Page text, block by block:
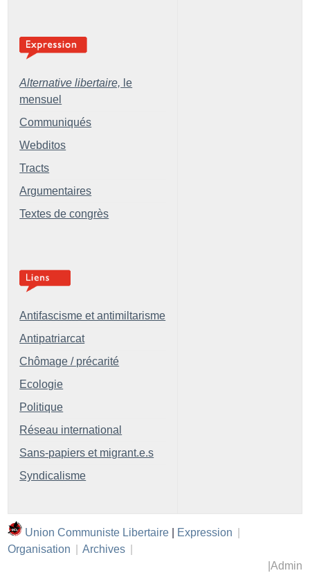
Alternative libertaire, le
mensuel
Communiqués
Webditos
Tracts
Argumentaires
Textes de congrès
Antifascisme et antimiltarisme
Antipatriarcat
Chômage / précarité
Ecologie
Politique
Réseau international
Sans-papiers et migrant.e.s
Syndicalisme
Union Communiste Libertaire Expression
Organisation
Archives
Admin